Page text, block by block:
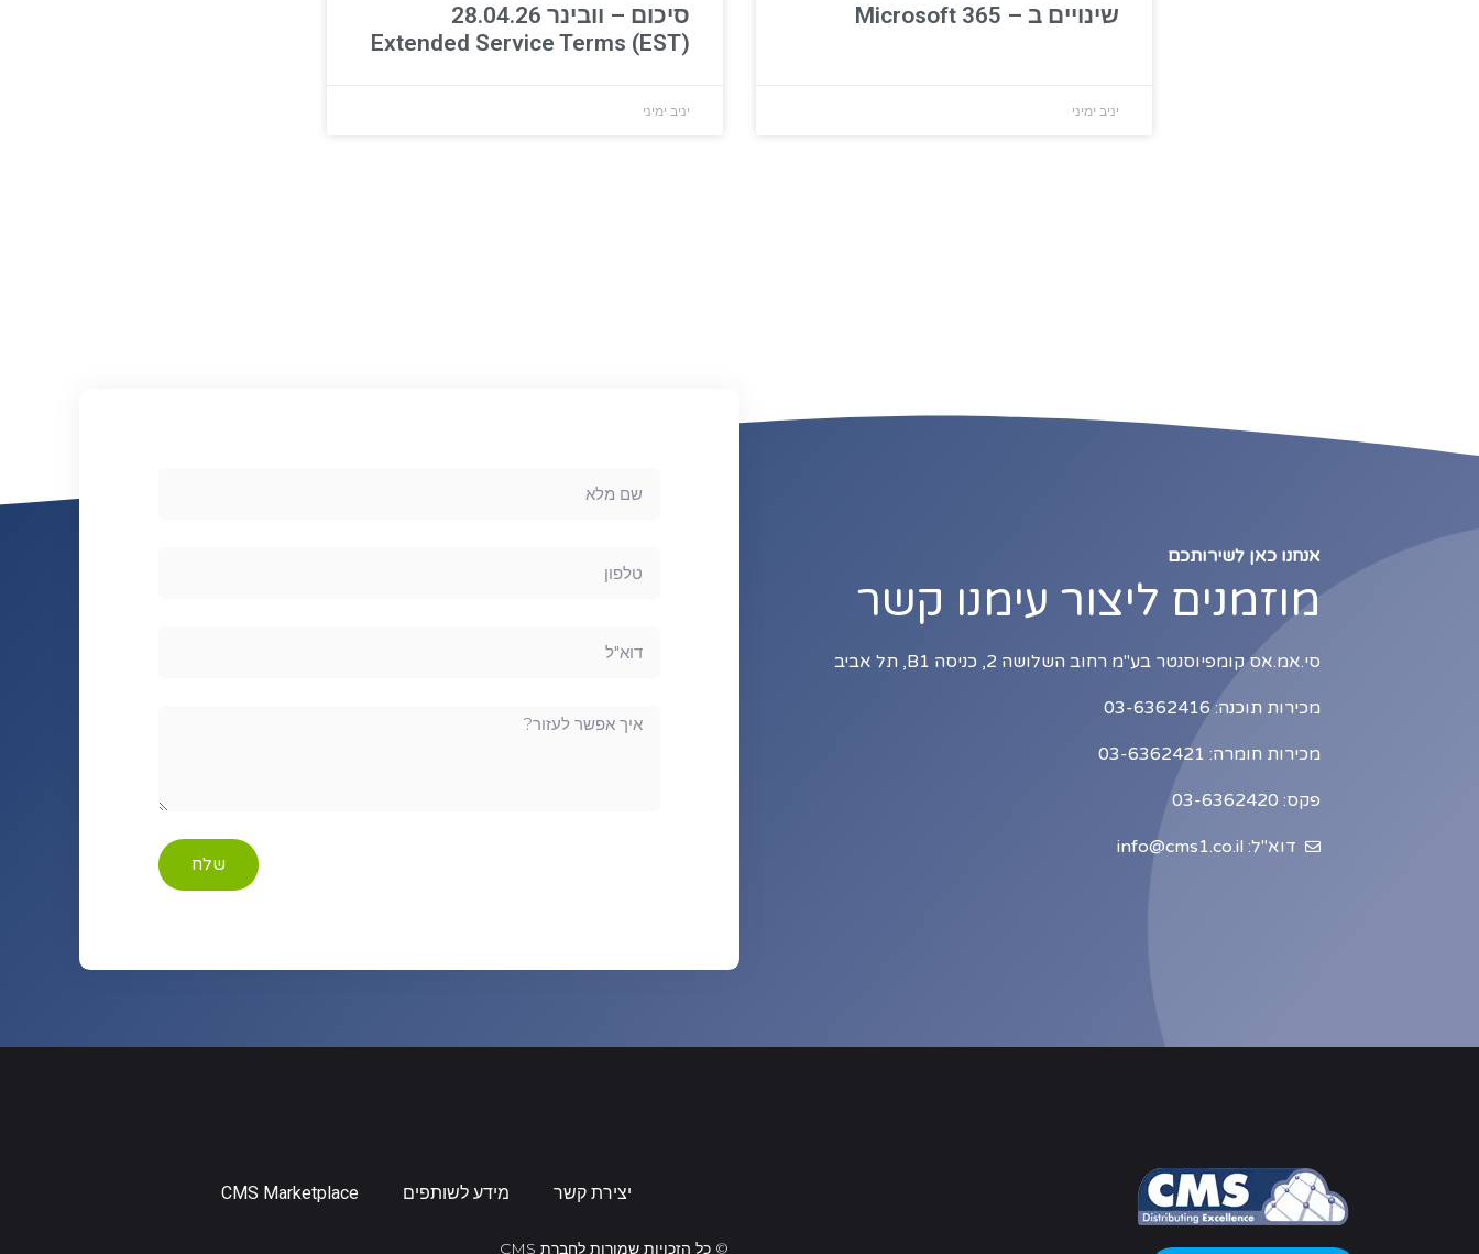
שינויים ב – Microsoft 365
יניב ימיני
סיכום – וובינר 28.04.26
Extended Service Terms (EST)
יניב ימיני
אנחנו כאן לשירותכם
מוזמנים ליצור עימנו קשר
סי.אמ.אס קומפיוסנטר בע"מ רחוב השלושה 2, כניסה B1, תל אביב
מכירות תוכנה: 03-6362416
מכירות חומרה: 03-6362421
פקס: 03-6362420
דוא"ל: info@cms1.co.il
שלח
יצירת קשר מידע לשותפים CMS Marketplace
© כל הזכויות שמורות לחברת CMS